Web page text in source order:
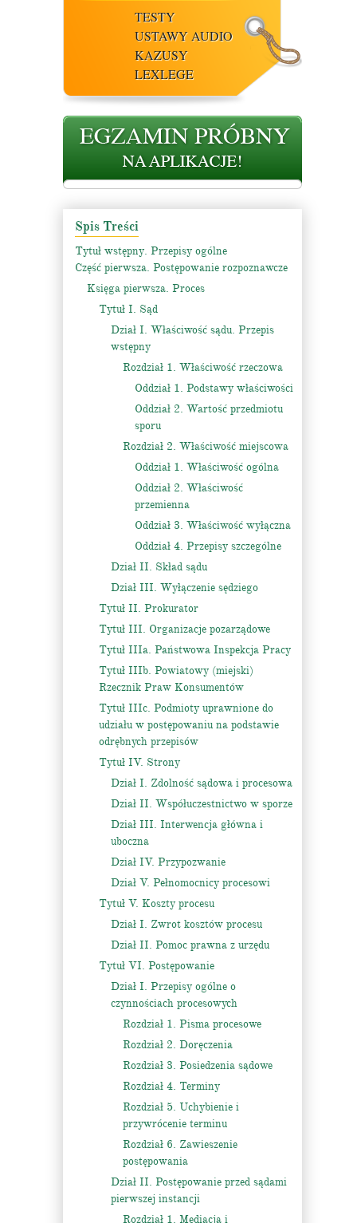
TESTY
USTAWY AUDIO
KAZUSY
LEXLEGE
Spis Treści
Tytuł wstępny. Przepisy ogólne
Część pierwsza. Postępowanie rozpoznawcze
Księga pierwsza. Proces
Tytuł I. Sąd
Dział I. Właściwość sądu. Przepis
wstępny
Rozdział 1. Właściwość rzeczowa
Oddział 1. Podstawy właściwości
Oddział 2. Wartość przedmiotu
sporu
Rozdział 2. Właściwość miejscowa
Oddział 1. Właściwość ogólna
Oddział 2. Właściwość
przemienna
Oddział 3. Właściwość wyłączna
Oddział 4. Przepisy szczególne
Dział II. Skład sądu
Dział III. Wyłączenie sędziego
Tytuł II. Prokurator
Tytuł III. Organizacje pozarządowe
Tytuł IIIa. Państwowa Inspekcja Pracy
Tytuł IIIb. Powiatowy (miejski)
Rzecznik Praw Konsumentów
Tytuł IIIc. Podmioty uprawnione do
udziału w postępowaniu na podstawie
odrębnych przepisów
Tytuł IV. Strony
Dział I. Zdolność sądowa i procesowa
Dział II. Współuczestnictwo w sporze
Dział III. Interwencja główna i
uboczna
Dział IV. Przypozwanie
Dział V. Pełnomocnicy procesowi
Tytuł V. Koszty procesu
Dział I. Zwrot kosztów procesu
Dział II. Pomoc prawna z urzędu
Tytuł VI. Postępowanie
Dział I. Przepisy ogólne o
czynnościach procesowych
Rozdział 1. Pisma procesowe
Rozdział 2. Doręczenia
Rozdział 3. Posiedzenia sądowe
Rozdział 4. Terminy
Rozdział 5. Uchybienie i
przywrócenie terminu
Rozdział 6. Zawieszenie
postępowania
Dział II. Postępowanie przed sądami
pierwszej instancji
Rozdział 1. Mediacja i